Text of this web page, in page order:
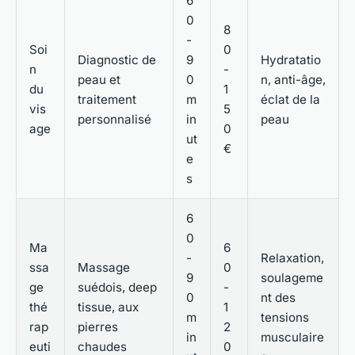
Soi
n
du
vis
age
Diagnostic de
peau et
traitement
personnalisé
0
-
9
0
m
in
ut
e
s
8
0
-
1
5
0
€
Hydratatio
n, anti-âge,
éclat de la
peau
Ma
ssa
ge
thé
rap
euti
Massage
suédois, deep
tissue, aux
pierres
chaudes
6
0
-
9
0
m
in
6
0
-
1
2
0
Relaxation,
soulageme
nt des
tensions
musculaire